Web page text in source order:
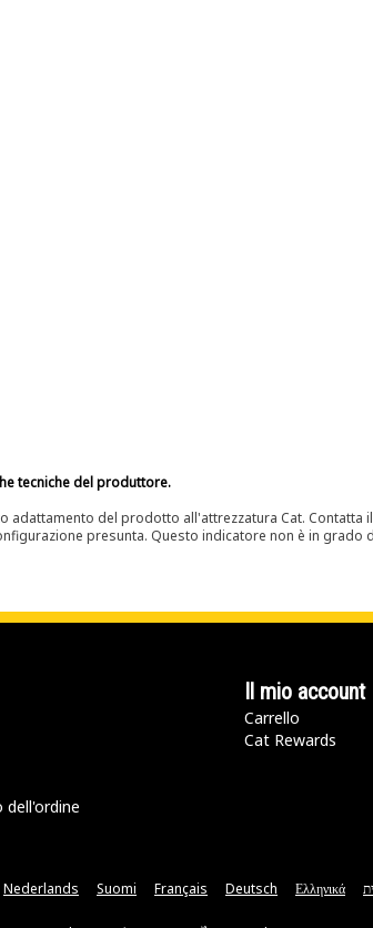
tecniche del produttore.
del prodotto all'attrezzatura Cat. Contatta
presunta. Questo indicatore non è in
dell'ordine
Il mio account
Carrello
Cat Rewards
Nederlands Suomi Français Deutsch Ελληνικά